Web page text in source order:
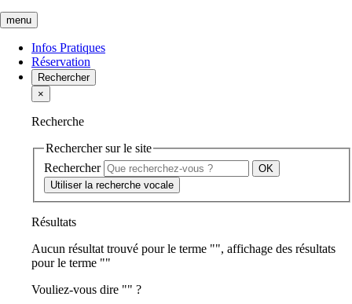
menu
Infos Pratiques
Réservation
Rechercher
×
Recherche
Rechercher sur le site
Rechercher
Utiliser la recherche vocale
Résultats
Aucun résultat trouvé pour le terme "", affichage des résultats
pour le terme ""
Vouliez-vous dire "" ?